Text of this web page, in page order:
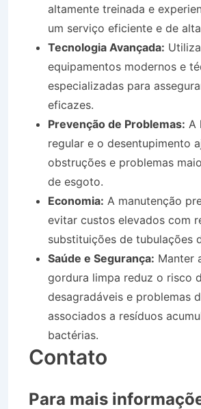
altamente treinada e
um serviço eficiente e de
Tecnologia Avançada:
equipamentos modernos e
especializadas para
eficazes.
Prevenção de Problemas: A
regular e o desentupimento
obstruções e problemas
de esgoto.
Economia: A manutenção
evitar custos elevados com
substituições de tubulações
Saúde e Segurança: Manter
gordura limpa reduz o risco
desagradáveis e problemas
associados a resíduos
bactérias.
Contato
Para mais